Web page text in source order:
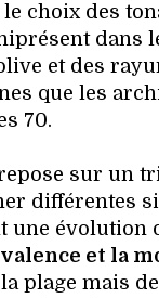
choix des
dans
et des
que les
70.
sur un
différentes
évolution
et la
plage mais